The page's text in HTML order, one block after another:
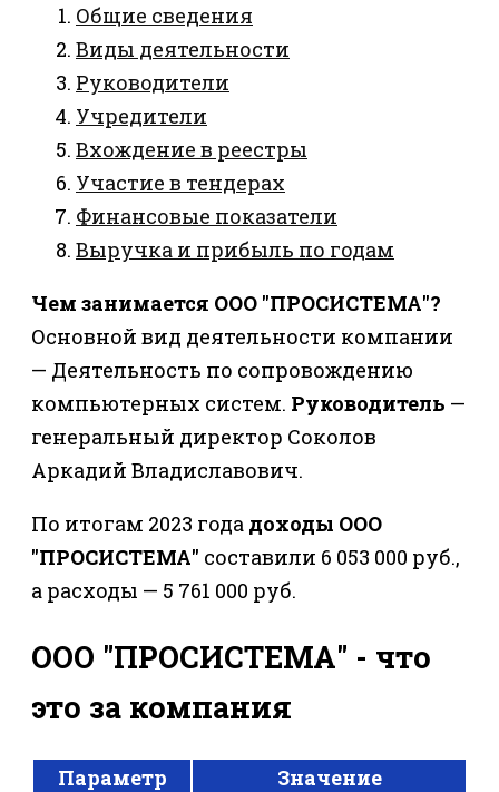
Общие сведения
Виды деятельности
Руководители
Учредители
Вхождение в реестры
Участие в тендерах
Финансовые показатели
Выручка и прибыль по годам
Чем занимается ООО "ПРОСИСТЕМА"?
Основной вид деятельности компании
— Деятельность по сопровождению
компьютерных систем. Руководитель —
генеральный директор Соколов
Аркадий Владиславович.
По итогам 2023 года доходы ООО
"ПРОСИСТЕМА" составили 6 053 000 руб.,
а расходы — 5 761 000 руб.
ООО "ПРОСИСТЕМА" - что
это за компания
Параметр
Значение